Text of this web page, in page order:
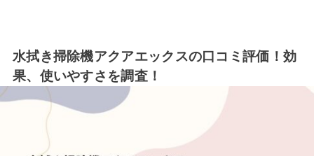
水拭き掃除機アクアエックスの口コミ評価！効
果、使いやすさを調査！